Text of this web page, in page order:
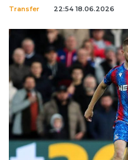
Transfer 22:54 18.06.2026